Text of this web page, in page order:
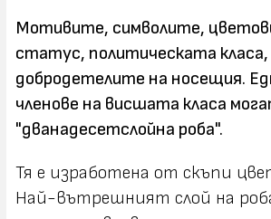
Мотивите, символите,
статус, политическата
добродетелите на носещия.
членове на висшата класа
"дванадесетслойна роба".
Тя е изработена от скъпи
Най-вътрешният слой на